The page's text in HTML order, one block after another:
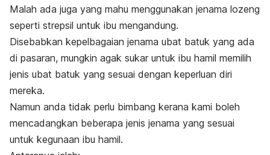
Malah ada juga yang mahu menggunakan jenama lozeng
seperti strepsil untuk ibu mengandung.
Disebabkan kepelbagaian jenama ubat batuk yang ada
di pasaran, mungkin agak sukar untuk ibu hamil memilih
jenis ubat batuk yang sesuai dengan keperluan diri
mereka.
Namun anda tidak perlu bimbang kerana kami boleh
mencadangkan beberapa jenis jenama yang sesuai
untuk kegunaan ibu hamil.